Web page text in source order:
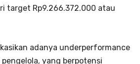
target Rp9.266.372.000 atau
adanya underperformance
yang berpotensi